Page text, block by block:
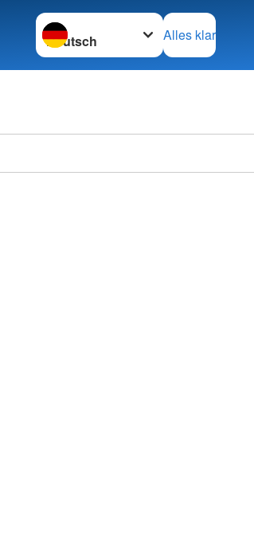
Sprache wechseln zu
Alles klar